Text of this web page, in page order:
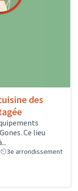
des
Ce lieu
3e arrondissement